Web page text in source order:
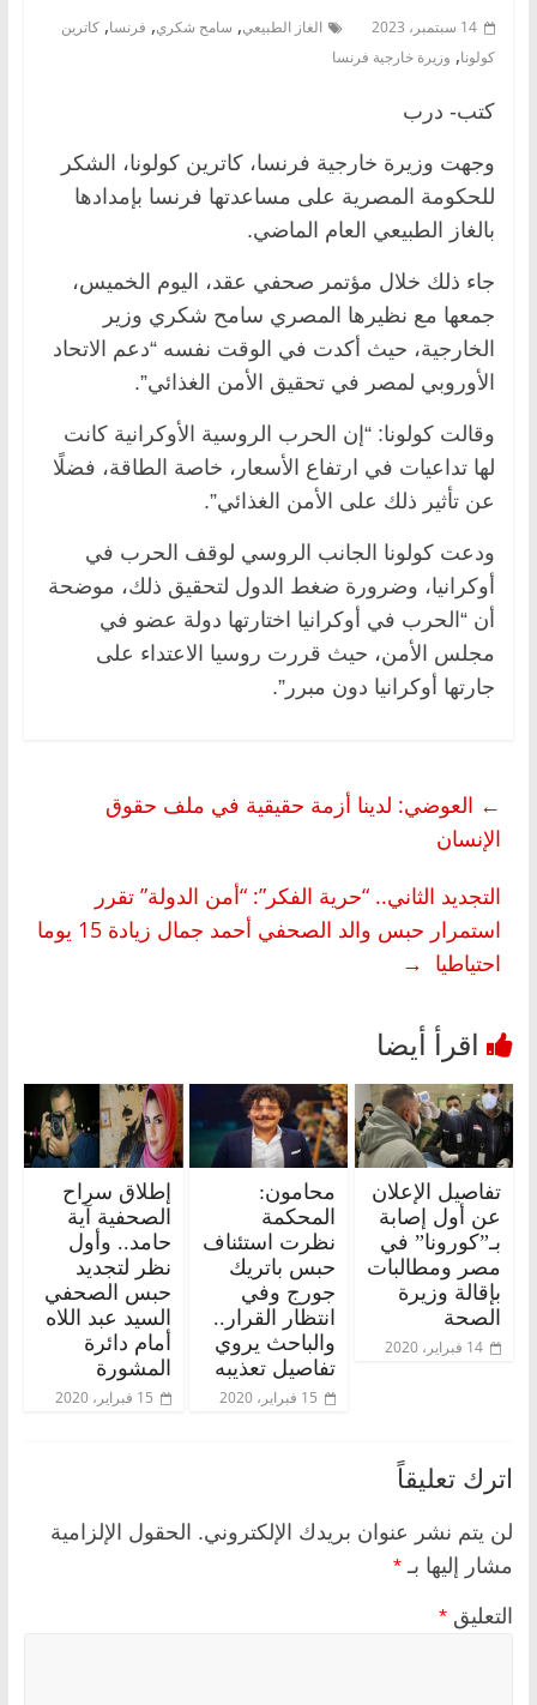
14 سبتمبر، 2023 الغاز الطبيعي, سامح شكري, فرنسا, كاترين
كولونا, وزيرة خارجية فرنسا
كتب- درب
وجهت وزيرة خارجية فرنسا، كاترين كولونا، الشكر
للحكومة المصرية على مساعدتها فرنسا بإمدادها
بالغاز الطبيعي العام الماضي.
جاء ذلك خلال مؤتمر صحفي عقد، اليوم الخميس،
جمعها مع نظيرها المصري سامح شكري وزير
الخارجية، حيث أكدت في الوقت نفسه “دعم الاتحاد
الأوروبي لمصر في تحقيق الأمن الغذائي”.
وقالت كولونا: “إن الحرب الروسية الأوكرانية كانت
لها تداعيات في ارتفاع الأسعار، خاصة الطاقة، فضلًا
عن تأثير ذلك على الأمن الغذائي”.
ودعت كولونا الجانب الروسي لوقف الحرب في
أوكرانيا، وضرورة ضغط الدول لتحقيق ذلك، موضحة
أن “الحرب في أوكرانيا اختارتها دولة عضو في
مجلس الأمن، حيث قررت روسيا الاعتداء على
جارتها أوكرانيا دون مبرر”.
← العوضي: لدينا أزمة حقيقية في ملف حقوق
الإنسان
التجديد الثاني.. “حرية الفكر”: “أمن الدولة” تقرر
استمرار حبس والد الصحفي أحمد جمال زيادة 15 يوما
احتياطيا →
تفاصيل الإعلان
عن أول إصابة
بـ”كورونا” في
مصر ومطالبات
بإقالة وزيرة
الصحة
14 فبراير، 2020
محامون:
المحكمة
نظرت استئناف
حبس باتريك
جورج وفي
انتظار القرار..
والباحث يروي
تفاصيل تعذيبه
15 فبراير، 2020
إطلاق سراح
الصحفية آية
حامد.. وأول
نظر لتجديد
حبس الصحفي
السيد عبد اللاه
أمام دائرة
المشورة
15 فبراير، 2020
اترك تعليقاً
لن يتم نشر عنوان بريدك الإلكتروني. الحقول الإلزامية
مشار إليها بـ *
التعليق *